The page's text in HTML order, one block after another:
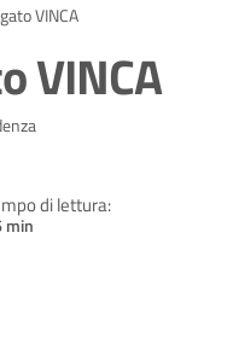
VINCA
VINCA
di lettura:
min